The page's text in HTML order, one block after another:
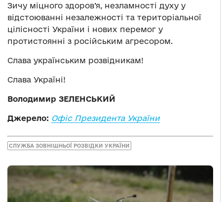
Зичу міцного здоров’я, незламності духу у
відстоюванні незалежності та територіальної
цілісності України і нових перемог у
протистоянні з російським агресором.
Слава українським розвідникам!
Слава Україні!
Володимир ЗЕЛЕНСЬКИЙ
Джерело: Офіс Президента України
СЛУЖБА ЗОВНІШНЬОЇ РОЗВІДКИ УКРАЇНИ